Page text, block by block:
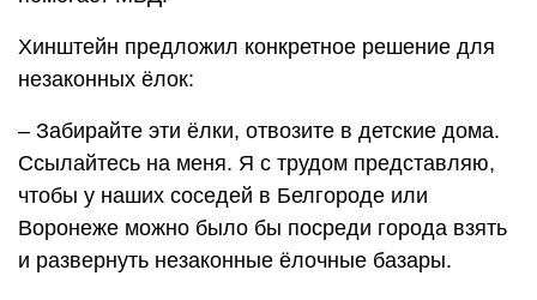
Хинштейн предложил конкретное решение для
незаконных ёлок:
– Забирайте эти ёлки, отвозите в детские дома.
Ссылайтесь на меня. Я с трудом представляю,
чтобы у наших соседей в Белгороде или
Воронеже можно было бы посреди города взять
и развернуть незаконные ёлочные базары.